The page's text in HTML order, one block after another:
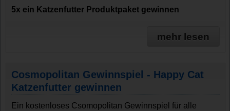
5x ein Katzenfutter Produktpaket gewinnen
mehr lesen
Cosmopolitan Gewinnspiel - Happy Cat
Katzenfutter gewinnen
Ein kostenloses Csomopolitan Gewinnspiel für alle